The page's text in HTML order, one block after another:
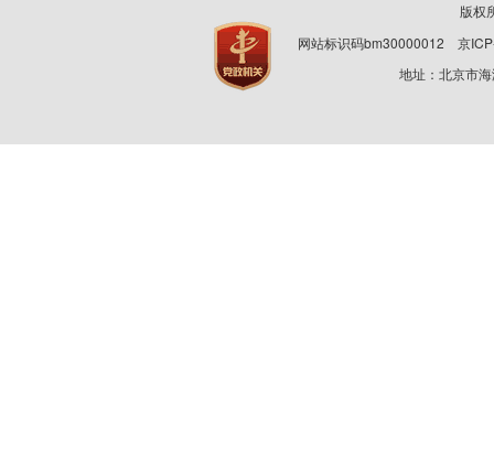
版权
网站标识码bm30000012 京
地址：北京市